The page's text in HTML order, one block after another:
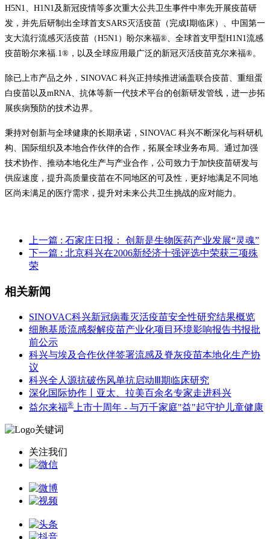
H5N1、H1N1及新冠疫情等多次重大公共卫生事件中率先开展疫苗研
发，并先后研制出全球首支SARS灭活疫苗（完成I期临床）、中国第一
支大流行流感灭活疫苗（H5N1）盼尔来福®、全球首支甲型H1N1流感
疫苗盼尔来福.1®，以及全球应用最广泛的新冠灭活疫苗克尔来福®。
除已上市产品之外，SINOVAC 科兴正持续推进涵盖联合疫苗、重组蛋
白疫苗以及mRNA、抗体等新一代技术平台的创新研发管线，进一步拓
展疾病预防的技术边界。
秉持对创新与全球健康的长期承诺，SINOVAC 科兴不断深化与科研机
构、国际组织及本地合作伙伴的合作，拓展全球业务布局。通过加强
技术协作、推动本地化生产与产业合作，公司致力于加快疫苗研发与
供应速度，提升高质量疫苗在不同地区的可及性，更好地满足不同地
区尚未满足的医疗需求，提升对未来公共卫生挑战的应对能力。
上一篇 : 石家庄日报： 创新是生物医药产业发展“灵魂”
下一篇 : 北京科兴在2006新经济十强评选中荣获三项殊
荣
相关新闻
SINOVAC科兴新冠病毒灭活疫苗安全性研究结果概览
细胞基质流感裂解疫苗产业化项目环境影响报告书报批
前公示
科兴与埃及合作伙伴签署流感及脊灰疫苗本地化生产协
议
科兴全人源抗破伤风单抗启动Ⅲ期临床研究
深化国际协作丨亚太、拉美百余名专家走进科兴
益尔来福® 上市十周年 - 与万千家庭"益"起守护儿童健康
关注我们